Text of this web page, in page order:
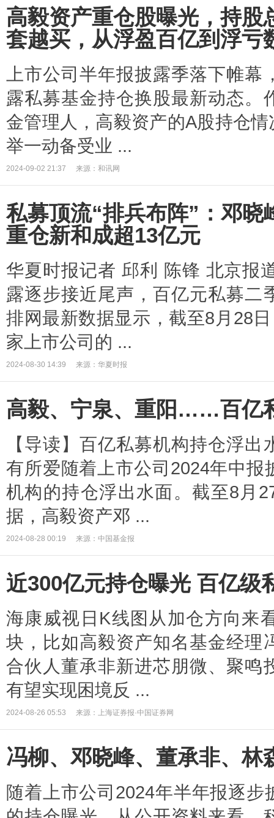
高毅资产重仓股曝光，持股
套越买，从浮盈百亿到浮亏
上市公司半年报披露季落下帷
露私募基金持仓换股最新动态。
金管理人，高毅资产的A股持仓
举一动备受业 ...
2024-09-02 21:37 来源：和讯网
私募顶流“排兵布阵”：邓
重仓新和成超13亿元
华夏时报记者 邱利 陈锋 北京报
露逐步接近尾声，百亿元私募二
排网最新数据显示，截至8月28
家上市公司的 ...
2024-08-30 14:39 来源：华夏时报
高毅、宁泉、重阳……百亿
【导读】百亿私募机构持仓浮
有所爱随着上市公司2024年中
机构的持仓浮出水面。截至8月
据，高毅资产邓 ...
2024-08-28 00:19 来源：中国基金报
近300亿元持仓曝光 百亿级
海康威视日K线图从加仓方向来
块，比如高毅资产知名基金经理
合伙人董承非新进芯朋微、聚鸣
有望实现困境反 ...
2024-08-26 05:53 来源：上海证券报·中国证券网
冯柳、邓晓峰、董承非、林
随着上市公司2024年半年报逐